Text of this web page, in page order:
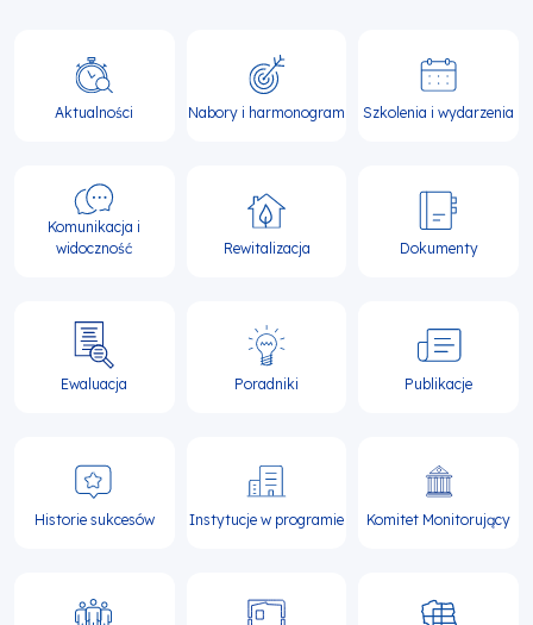
Główna
nawigacja
Aktualności Nabory i harmonogram Szkolenia i wydarzenia
Komunikacja i
widoczność
Rewitalizacja Dokumenty
Ewaluacja Poradniki Publikacje
Historie sukcesów Instytucje w programie Komitet Monitorujący